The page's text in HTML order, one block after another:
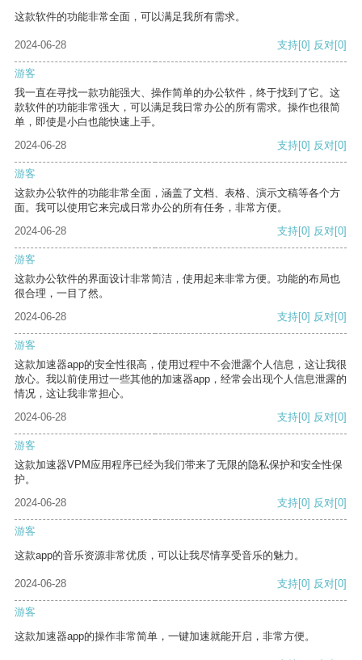
这款软件的功能非常全面，可以满足我所有需求。
2024-06-28 支持[0] 反对[0]
游客
我一直在寻找一款功能强大、操作简单的办公软件，终于找到了它。这
款软件的功能非常强大，可以满足我日常办公的所有需求。操作也很简
单，即使是小白也能快速上手。
2024-06-28
支持[0] 反对[0]
游客
这款办公软件的功能非常全面，涵盖了文档、表格、演示文稿等各个方
面。我可以使用它来完成日常办公的所有任务，非常方便。
2024-06-28
支持[0] 反对[0]
游客
这款办公软件的界面设计非常简洁，使用起来非常方便。功能的布局也
很合理，一目了然。
2024-06-28
支持[0] 反对[0]
游客
这款加速器app的安全性很高，使用过程中不会泄露个人信息，这让我很
放心。我以前使用过一些其他的加速器app，经常会出现个人信息泄露的
情况，这让我非常担心。
2024-06-28
支持[0] 反对[0]
游客
这款加速器VPM应用程序已经为我们带来了无限的隐私保护和安全性保
护。
2024-06-28
支持[0] 反对[0]
游客
这款app的音乐资源非常优质，可以让我尽情享受音乐的魅力。
2024-06-28 支持[0] 反对[0]
游客
这款加速器app的操作非常简单，一键加速就能开启，非常方便。